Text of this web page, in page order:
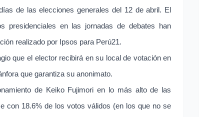
de las elecciones generales del 12 de abril. El
presidenciales en las jornadas de debates han
realizado por Ipsos para Perú21.
que el elector recibirá en su local de votación en
que garantiza su anonimato.
de Keiko Fujimori en lo más alto de las
con 18.6% de los votos válidos (en los que no se